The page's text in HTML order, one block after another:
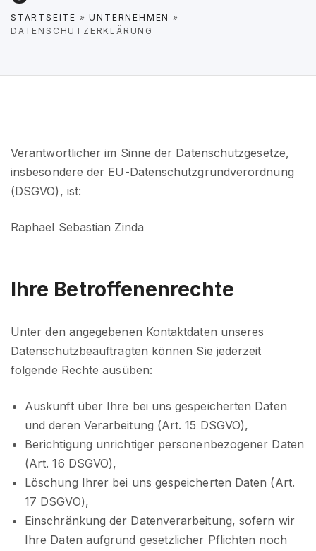
STARTSEITE »UNTERNEHMEN »
DATENSCHUTZERKLÄRUNG
Verantwortlicher im Sinne der Datenschutzgesetze,
insbesondere der EU-Datenschutzgrundverordnung
(DSGVO), ist:
Raphael Sebastian Zinda
Ihre Betroffenenrechte
Unter den angegebenen Kontaktdaten unseres
Datenschutzbeauftragten können Sie jederzeit
folgende Rechte ausüben:
Auskunft über Ihre bei uns gespeicherten Daten
und deren Verarbeitung (Art. 15 DSGVO),
Berichtigung unrichtiger personenbezogener Daten
(Art. 16 DSGVO),
Löschung Ihrer bei uns gespeicherten Daten (Art.
17 DSGVO),
Einschränkung der Datenverarbeitung, sofern wir
Ihre Daten aufgrund gesetzlicher Pflichten noch